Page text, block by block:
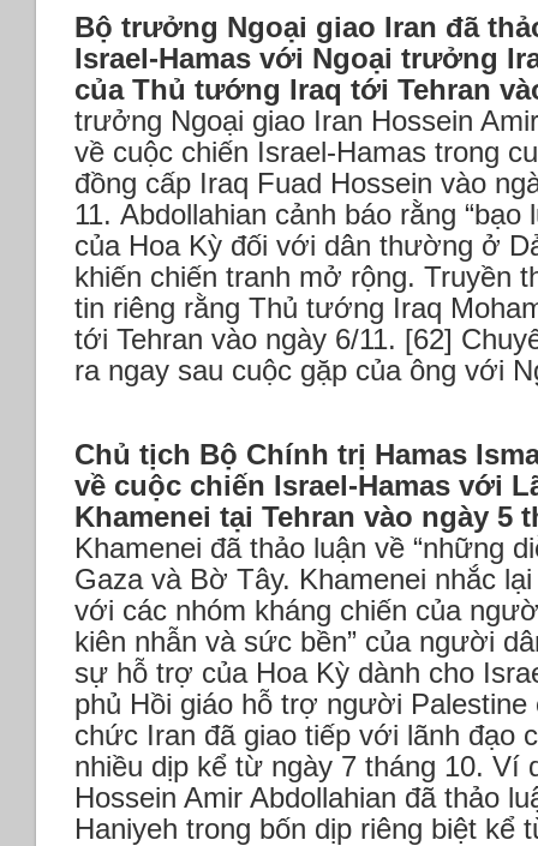
Bộ trưởng Ngoại giao Iran đã
Israel-Hamas với Ngoại trưởng
của Thủ tướng Iraq tới Tehran
trưởng Ngoại giao Iran Hossein
về cuộc chiến Israel-Hamas trong
đồng cấp Iraq Fuad Hossein vào
11. Abdollahian cảnh báo rằng “bạo
của Hoa Kỳ đối với dân thường ở
khiến chiến tranh mở rộng. Truyền
tin riêng rằng Thủ tướng Iraq
tới Tehran vào ngày 6/11. [62]
ra ngay sau cuộc gặp của ông với
Chủ tịch Bộ Chính trị Hamas
về cuộc chiến Israel-Hamas với
Khamenei tại Tehran vào ngày 5
Khamenei đã thảo luận về “những
Gaza và Bờ Tây. Khamenei nhắc
với các nhóm kháng chiến của
kiên nhẫn và sức bền” của người
sự hỗ trợ của Hoa Kỳ dành cho
phủ Hồi giáo hỗ trợ người
chức Iran đã giao tiếp với lãnh đạo
nhiều dịp kể từ ngày 7 tháng 10. Ví
Hossein Amir Abdollahian đã thảo
Haniyeh trong bốn dịp riêng biệt kể